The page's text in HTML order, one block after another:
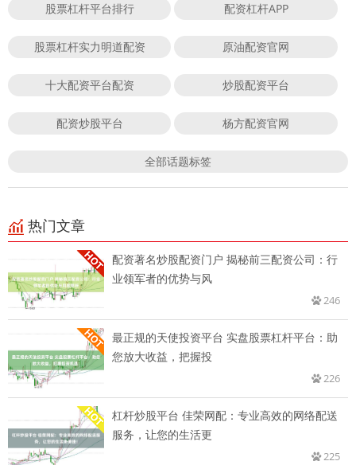
股票杠杆平台排行 配资杠杆APP
股票杠杆实力明道配资 原油配资官网
十大配资平台配资 炒股配资平台
配资炒股平台 杨方配资官网
全部话题标签
热门文章
配资著名炒股配资门户 揭秘前三配资公司：行
业领军者的优势与风
246
最正规的天使投资平台 实盘股票杠杆平台：助
您放大收益，把握投
226
杠杆炒股平台 佳荣网配：专业高效的网络配送
服务，让您的生活更
225